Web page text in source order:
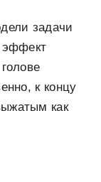
задачи
эффект
к концу
как